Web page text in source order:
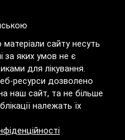
сайту несуть
за яких умов не є
для лікування.
ресурси дозволено
наш сайт, та не більше
належать їх